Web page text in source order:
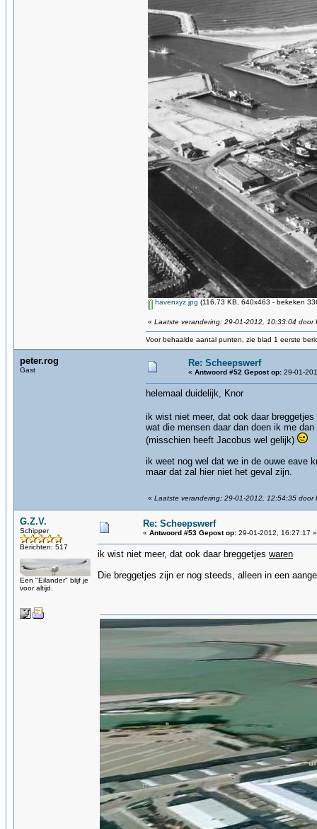
havenxyz.jpg (116.73 KB, 640x463 - bekeken
« Laatste verandering: 29-01-2012, 10:33:04 door
Voor behaalde aantal punten, zie blad 1 eerste
peter.rog
Gast
Re: Scheepswerf
« Antwoord #52 Gepost op: 29-01-
helemaal duidelijk, Knor
ik wist niet meer, dat ook daar
wat die mensen daar dan doen ik me
(misschien heeft Jacobus wel gelijk)
ik weet nog wel dat we in de ouwe eave
maar dat zal hier niet het geval zijn.
« Laatste verandering: 29-01-2012, 12:54:35 door
G.Z.V.
Schipper
Berichten: 517
Een "Eilander" blijf je
voor altijd.
Re: Scheepswerf
« Antwoord #53 Gepost op: 29-01-2012, 16:27:17 »
ik wist niet meer, dat ook daar breggetjes waren
Die breggetjes zijn er nog steeds, alleen in een